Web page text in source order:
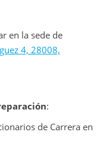
en la sede de
4, 28008,
:
de Carrera en